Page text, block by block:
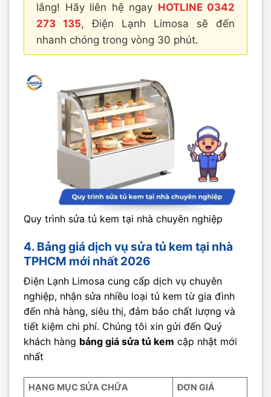
lắng! Hãy liên hệ ngay HOTLINE 0342
273 135, Điện Lạnh Limosa sẽ đến
nhanh chóng trong vòng 30 phút.
Quy trình sửa tủ kem tại nhà chuyên nghiệp
4. Bảng giá dịch vụ sửa tủ kem tại nhà
TPHCM mới nhất 2026
Điện Lạnh Limosa cung cấp dịch vụ chuyên
nghiệp, nhận sửa nhiều loại tủ kem từ gia đình
đến nhà hàng, siêu thị, đảm bảo chất lượng và
tiết kiệm chi phí. Chúng tôi xin gửi đến Quý
khách hàng bảng giá sửa tủ kem cập nhật mới
nhất
HẠNG MỤC SỬA CHỮA ĐƠN GIÁ